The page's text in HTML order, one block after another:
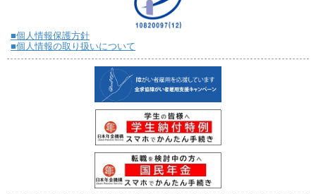
■個人情報保護方針
■個人情報の取り扱いについて